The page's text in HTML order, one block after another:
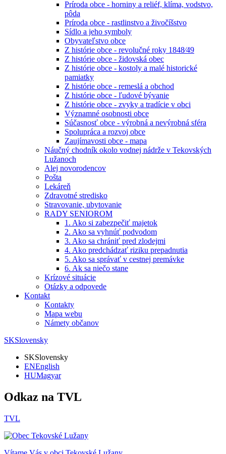
Príroda obce - horniny a reliéf, klíma, vodstvo,
pôda
Príroda obce - rastlinstvo a živočíšstvo
Sídlo a jeho symboly
Obyvateľstvo obce
Z histórie obce - revolučné roky 1848⁄49
Z histórie obce - židovská obec
Z histórie obce - kostoly a malé historické
pamiatky
Z histórie obce - remeslá a obchod
Z histórie obce - ľudové bývanie
Z histórie obce - zvyky a tradície v obci
Významné osobnosti obce
Súčasnosť obce - výrobná a nevýrobná sféra
Spolupráca a rozvoj obce
Zaujímavosti obce - mapa
Náučný chodník okolo vodnej nádrže v Tekovských
Lužanoch
Alej novorodencov
Pošta
Lekáreň
Zdravotné stredisko
Stravovanie, ubytovanie
RADY SENIOROM
1. Ako si zabezpečiť majetok
2. Ako sa vyhnúť podvodom
3. Ako sa chrániť pred zlodejmi
4. Ako predchádzať riziku prepadnutia
5. Ako sa správať v cestnej premávke
6. Ak sa niečo stane
Krízové situácie
Otázky a odpovede
Kontakt
Kontakty
Mapa webu
Námety občanov
SKSlovensky
SKSlovensky
ENEnglish
HUMagyar
Odkaz na TVL
TVL